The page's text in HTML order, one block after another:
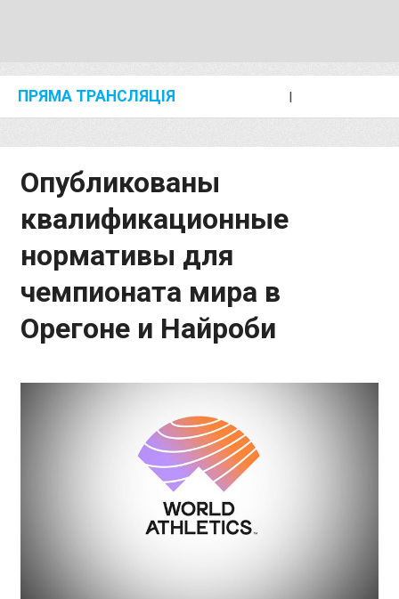
ПРЯМА ТРАНСЛЯЦІЯ I
Опубликованы
квалификационные
нормативы для
чемпионата мира в
Орегоне и Найроби